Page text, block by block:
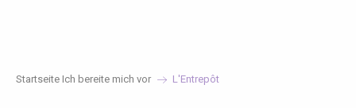
Startseite Ich bereite mich vor L'Entrepôt